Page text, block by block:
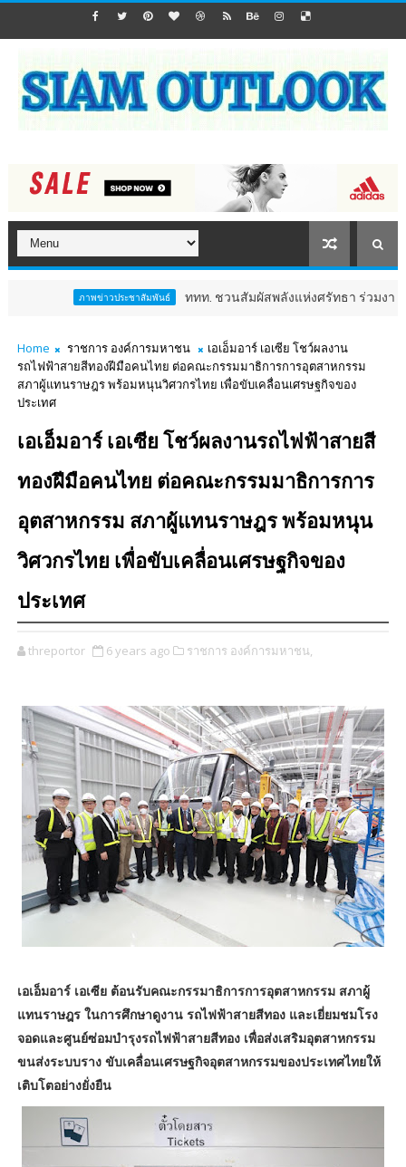
ภาพข่าวประชาสัมพันธ์ ททท. ชวนสัมผัสพลังแห่งศรัทธา ร่วมงาน "ห่มผ้าห
Home ราชการ องค์การมหาชน
เอเอ็มอาร์ เอเซีย โชว์ผลงาน
รถไฟฟ้าสายสีทองฝีมือคนไทย ต่อคณะกรรมมาธิการการอุตสาหกรรม
สภาผู้แทนราษฎร พร้อมหนุนวิศวกรไทย เพื่อขับเคลื่อนเศรษฐกิจของ
ประเทศ
เอเอ็มอาร์ เอเซีย โชว์ผลงานรถไฟฟ้าสายสี
ทองฝีมือคนไทย ต่อคณะกรรมมาธิการการ
อุตสาหกรรม สภาผู้แทนราษฎร พร้อมหนุน
วิศวกรไทย เพื่อขับเคลื่อนเศรษฐกิจของ
ประเทศ
threportor 6 years ago ราชการ องค์การมหาชน,
เอเอ็มอาร์ เอเซีย ต้อนรับคณะกรรมาธิการการอุตสาหกรรม สภาผู้
แทนราษฎร ในการศึกษาดูงาน รถไฟฟ้าสายสีทอง และเยี่ยมชมโรง
จอดและศูนย์ซ่อมบำรุงรถไฟฟ้าสายสีทอง เพื่อส่งเสริมอุตสาหกรรม
ขนส่งระบบราง ขับเคลื่อนเศรษฐกิจอุตสาหกรรมของประเทศไทยให้
เติบโตอย่างยั่งยืน